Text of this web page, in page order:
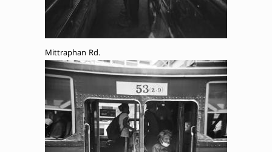
Mittraphan Rd.